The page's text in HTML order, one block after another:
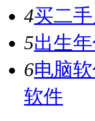
4买二
5出生
6电脑
软件